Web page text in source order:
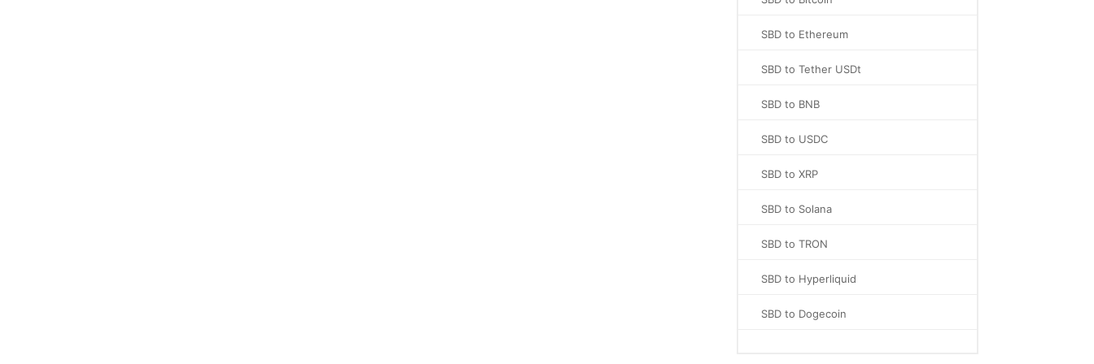
SBD to Ethereum
SBD to Tether USDt
SBD to BNB
SBD to USDC
SBD to XRP
SBD to Solana
SBD to TRON
SBD to Hyperliquid
SBD to Dogecoin